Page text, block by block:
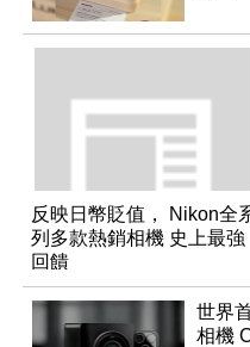
反映日幣貶值， Nikon全
列多款熱銷相機 史上最強
回饋
世界
相機